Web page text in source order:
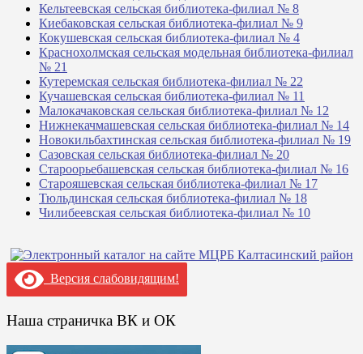
Кельтеевская сельская библиотека-филиал № 8
Киебаковская сельская библиотека-филиал № 9
Кокушевская сельская библиотека-филиал № 4
Краснохолмская сельская модельная библиотека-филиал
№ 21
Кутеремская сельская библиотека-филиал № 22
Кучашевская сельская библиотека-филиал № 11
Малокачаковская сельская библиотека-филиал № 12
Нижнекачмашевская сельская библиотека-филиал № 14
Новокильбахтинская сельская библиотека-филиал № 19
Сазовская сельская библиотека-филиал № 20
Староорьебашевская сельская библиотека-филиал № 16
Старояшевская сельская библиотека-филиал № 17
Тюльдинская сельская библиотека-филиал № 18
Чилибеевская сельская библиотека-филиал № 10
Версия слабовидящим!
Наша страничка ВК и ОК